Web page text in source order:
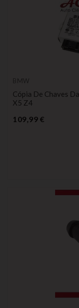
BMW
Cópia De Chaves
X5 Z4
109,99 €